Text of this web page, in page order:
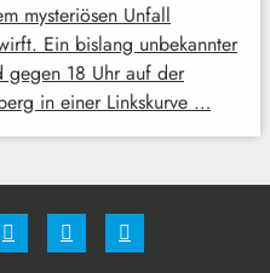
mysteriösen Unfall
Ein bislang unbekannter
gegen 18 Uhr auf der
in einer Linkskurve …